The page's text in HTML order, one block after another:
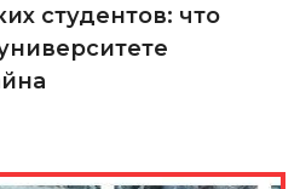
студентов: что